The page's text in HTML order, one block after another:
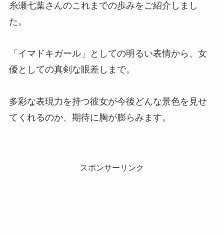
糸瀬七葉さんのこれまでの歩みをご紹介しまし
た。
「イマドキガール」としての明るい表情から、女
優としての真剣な眼差しまで。
多彩な表現力を持つ彼女が今後どんな景色を見せ
てくれるのか、期待に胸が膨らみます。
スポンサーリンク